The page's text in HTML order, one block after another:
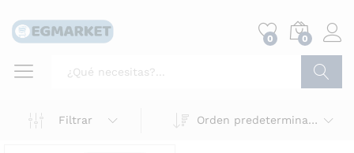
0 0
Filtrar
Orden predeterminado